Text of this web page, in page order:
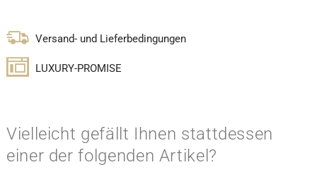
Versand- und Lieferbedingungen
LUXURY-PROMISE
Vielleicht gefällt Ihnen stattdessen
einer der folgenden Artikel?